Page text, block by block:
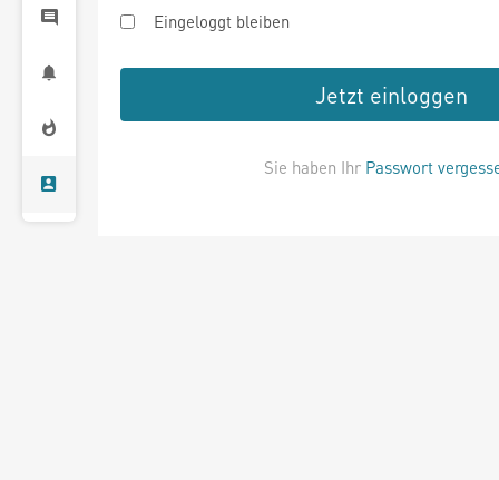
Eingeloggt bleiben
Jetzt einloggen
Sie haben Ihr Passwort